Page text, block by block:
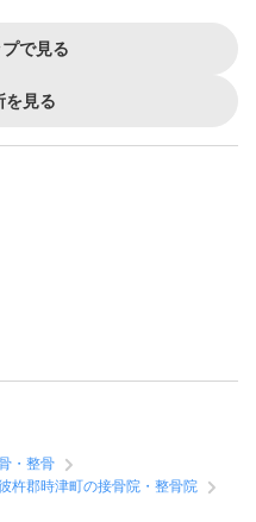
で見る
を見る
・整骨
杵郡時津町の接骨院・整骨院